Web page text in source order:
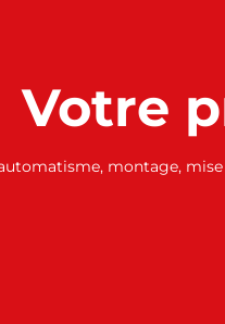
Votre
automatisme, montage,